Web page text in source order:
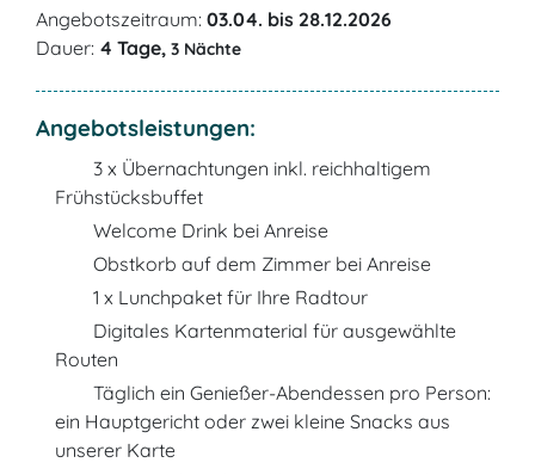
Angebotszeitraum: 03.04. bis 28.12.2026
Dauer: 4 Tage, 3 Nächte
Angebotsleistungen:
3 x Übernachtungen inkl. reichhaltigem
Frühstücksbuffet
Welcome Drink bei Anreise
Obstkorb auf dem Zimmer bei Anreise
1 x Lunchpaket für Ihre Radtour
Digitales Kartenmaterial für ausgewählte
Routen
Täglich ein Genießer-Abendessen pro Person:
ein Hauptgericht oder zwei kleine Snacks aus
unserer Karte